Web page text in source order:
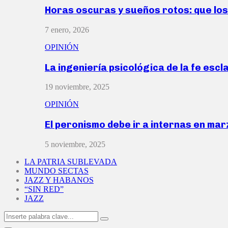
Horas oscuras y sueños rotos: que
7 enero, 2026
OPINIÓN
La ingeniería psicológica de la fe
19 noviembre, 2025
OPINIÓN
El peronismo debe ir a internas en
5 noviembre, 2025
LA PATRIA SUBLEVADA
MUNDO SECTAS
JAZZ Y HABANOS
“SIN RED”
JAZZ
Search
for:
Search